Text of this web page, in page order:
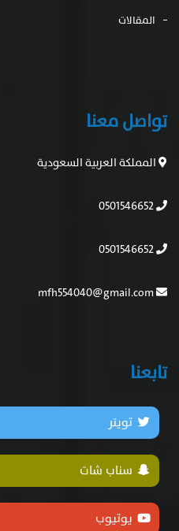
المقالات
تواصل معنا
المملكة العربية السعودية
تابعنا
تويتر
سناب شات
يوتيوب